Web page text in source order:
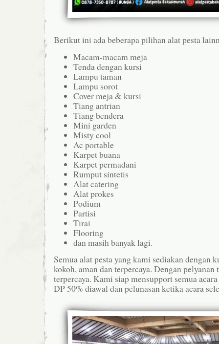
Berikut ini ada beberapa pilihan alat pesta
Macam-macam meja
Tenda dengan kursi
Lampu taman
Lampu sorot
Cover meja & kursi
Tiang antrian
Tiang bendera
Mini garden
Misty cool
Ac portable
Karpet buana
Karpet permadani
Rumput sintetis
Alat catering
Alat prokes
Podium
Partisi
Tirai
Flooring
dan masih banyak lagi.
Semua alat pesta yang kami sediakan dengan
kokoh, aman dan terpercaya. Dengan pelyanan
terpercaya. Kami siap mensupport semua
DP 50% diawal dan pelunasan ketika acara